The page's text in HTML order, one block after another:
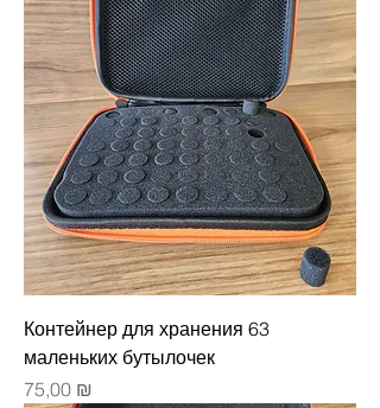
Контейнер для хранения 63
маленьких бутылочек
Цена
75,00 ₪